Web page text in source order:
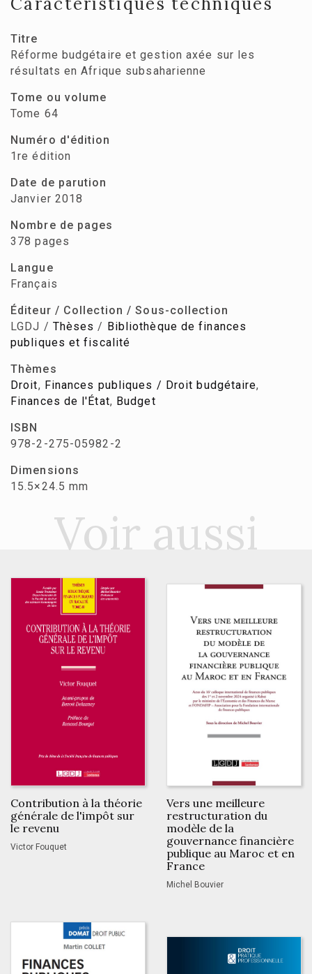
Titre
Réforme budgétaire et gestion axée sur les
résultats en Afrique subsaharienne
Tome ou volume
Tome 64
Numéro d'édition
1re édition
Date de parution
Janvier 2018
Nombre de pages
378 pages
Langue
Français
Éditeur / Collection / Sous-collection
LGDJ / Thèses / Bibliothèque de finances
publiques et fiscalité
Thèmes
Droit, Finances publiques / Droit budgétaire,
Finances de l'État, Budget
ISBN
978-2-275-05982-2
Dimensions
15.5×24.5 mm
Voir aussi
Contribution à la théorie
générale de l'impôt sur
le revenu
Victor Fouquet
Vers une meilleure
restructuration du
modèle de la
gouvernance financière
publique au Maroc et en
France
Michel Bouvier